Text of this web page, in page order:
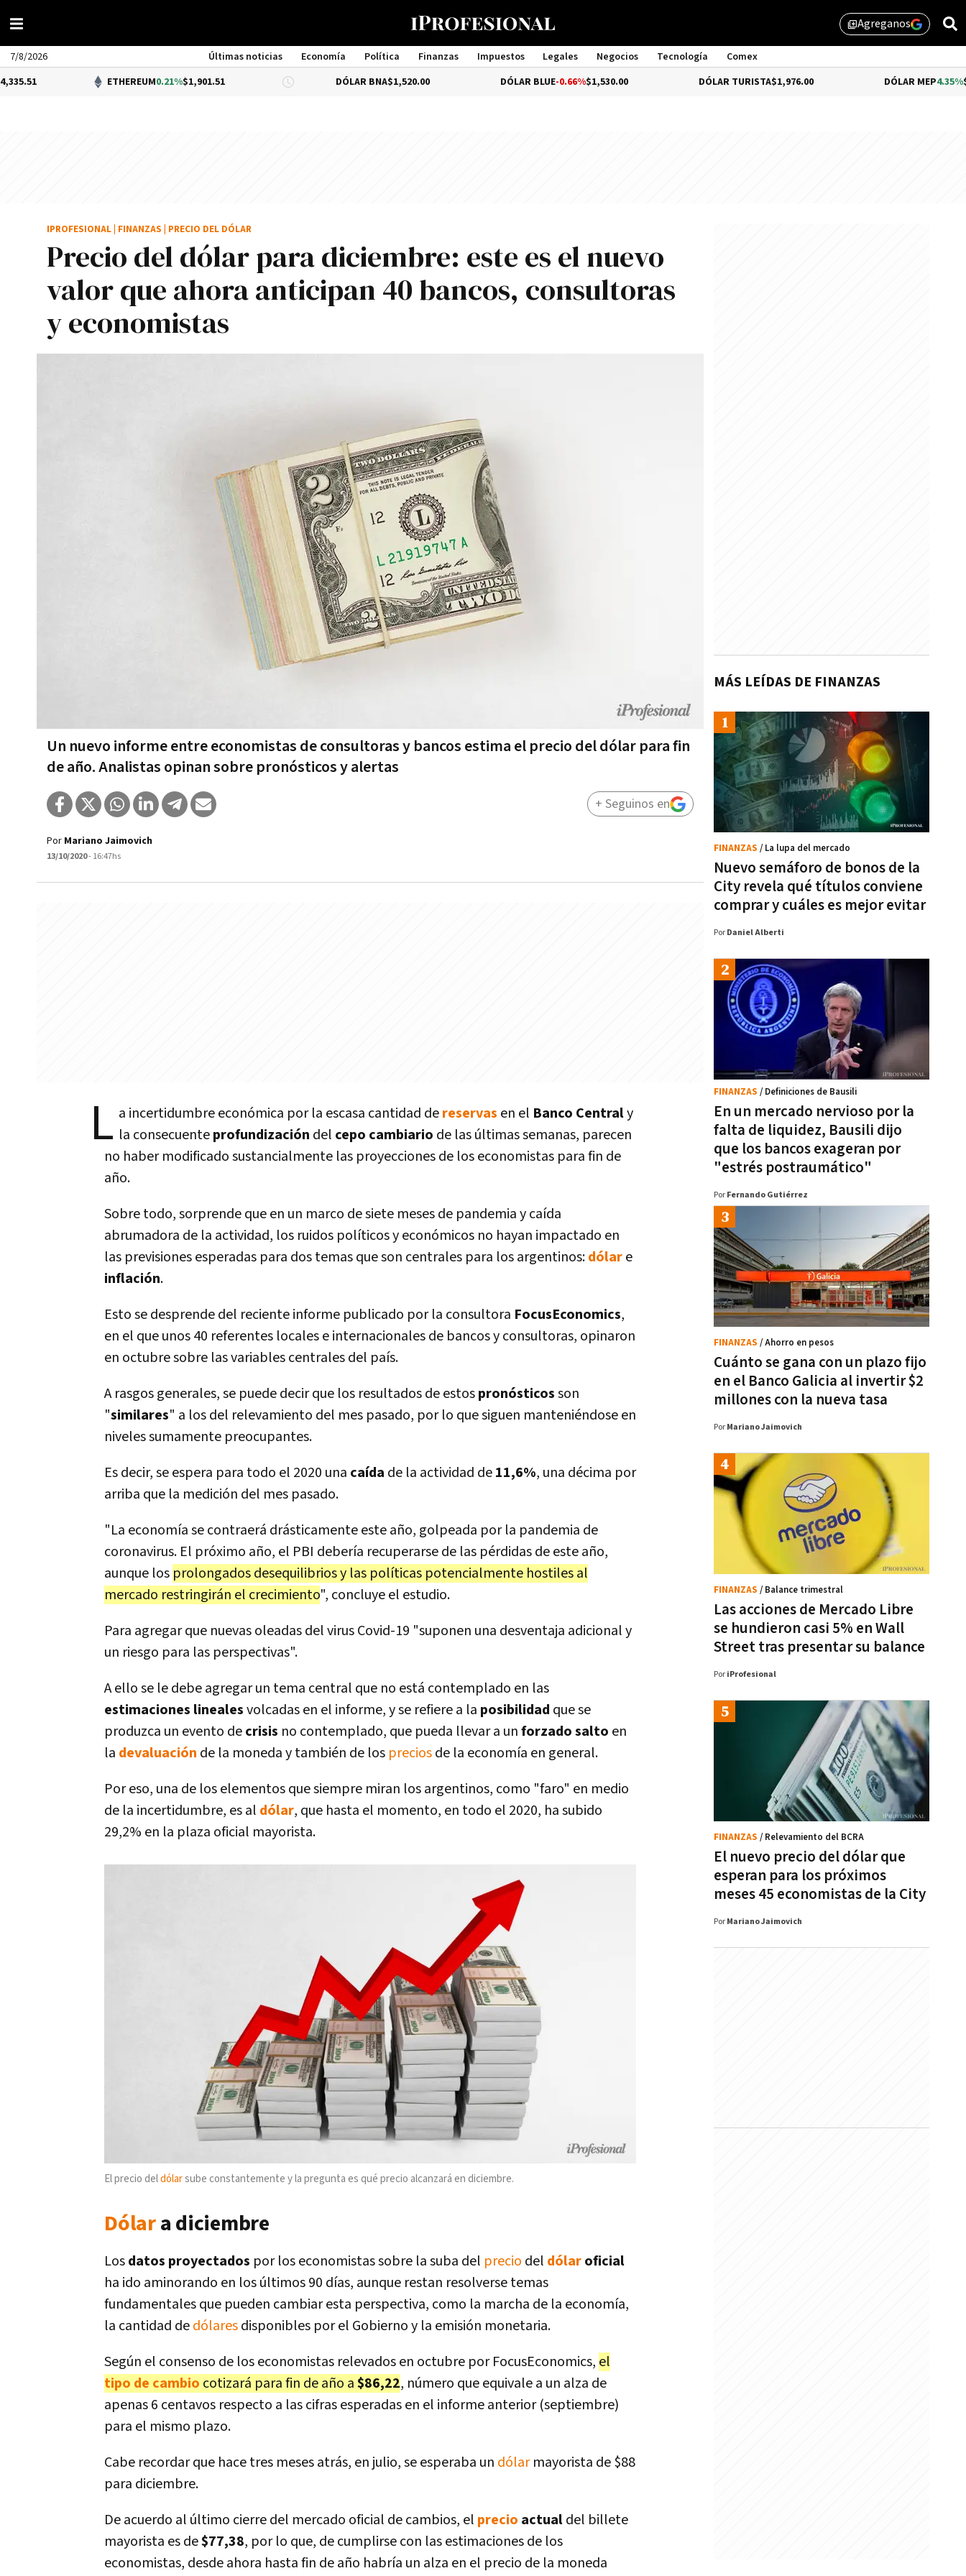
library_addAgreganos
7/8/2026 Últimas noticias Economía Política Finanzas Impuestos Legales Negocios Tecnología
Comex
Management
ETHEREUM0.21%$1,901.51 DÓLAR BNA$1,520.00 DÓLAR BLUE-0.66%$1,530.00 DÓLAR TURISTA $1,976.00 DÓLAR MEP4.35%$1,579.46
Precio del dólar para diciembre: este es el nuevo
valor que ahora anticipan 40 bancos, consultoras
y economistas
Un nuevo informe entre economistas de consultoras y bancos estima el precio del dólar para fin
de año. Analistas opinan sobre pronósticos y alertas
IPROFESIONAL FINANZAS PRECIO DEL DÓLAR
Por Mariano Jaimovich
13/10/2020- 16:47hs
+ Seguinos en
L a incertidumbre económica por la escasa cantidad dereservas en el Banco Centraly
la consecuenteprofundización del cepo cambiario de las últimas semanas, parecen
no haber modificado sustancialmente las proyecciones de los economistas para fin de
año.
Sobre todo, sorprende que en un marco de siete meses de pandemia y caída
abrumadora de la actividad, los ruidos políticos y económicos no hayan impactado en
las previsiones esperadas para dos temas que son centrales para los argentinos:dólare
inflación.
Esto se desprende del reciente informe publicado por la consultora FocusEconomics,
en el que unos 40 referentes locales e internacionales de bancos y consultoras, opinaron
en octubre sobre las variables centrales del país.
A rasgos generales, se puede decir que los resultados de estospronósticosson
"similares" a los del relevamiento del mes pasado, por lo que siguen manteniéndose en
niveles sumamente preocupantes.
Es decir, se espera para todo el 2020 una caída de la actividad de11,6%, una décima por
arriba que la medición del mes pasado.
"La economía se contraerá drásticamente este año, golpeada por la pandemia de
coronavirus. El próximo año, el PBI debería recuperarse de las pérdidas de este año,
aunque los prolongados desequilibrios y las políticas potencialmente hostiles al
mercado restringirán el crecimiento", concluye el estudio.
Para agregar que nuevas oleadas del virus Covid-19 "suponen una desventaja adicional y
un riesgo para las perspectivas".
A ello se le debe agregar un tema central que no está contemplado en las
estimaciones linealesvolcadas en el informe, y se refiere a la posibilidad que se
produzca un evento decrisis no contemplado, que pueda llevar a unforzado salto en
la devaluación de la moneda y también de los preciosde la economía en general.
Por eso, una de los elementos que siempre miran los argentinos, como "faro" en medio
de la incertidumbre, es al dólar, que hasta el momento, en todo el 2020, ha subido
29,2% en la plaza oficial mayorista.
El precio deldólarsube constantemente y la pregunta es qué precio alcanzará en diciembre.
Dólara diciembre
Losdatos proyectados por los economistas sobre la suba del precio del dólaroficial
ha ido aminorando en los últimos 90 días, aunque restan resolverse temas
fundamentales que pueden cambiar esta perspectiva, como la marcha de la economía,
la cantidad dedólaresdisponibles por el Gobierno y la emisión monetaria.
Según el consenso de los economistas relevados en octubre por FocusEconomics, el
tipo de cambio cotizará para fin de año a$86,22, número que equivale a un alza de
apenas 6 centavos respecto a las cifras esperadas en el informe anterior (septiembre)
para el mismo plazo.
Cabe recordar que hace tres meses atrás, en julio, se esperaba un dólarmayorista de $88
para diciembre.
De acuerdo al último cierre del mercado oficial de cambios, el precio actualdel billete
mayorista es de$77,38, por lo que, de cumplirse con las estimaciones de los
economistas, desde ahora hasta fin de año habría un alza en el precio de la moneda
MÁS LEÍDAS DE FINANZAS
Nuevo semáforo de bonos de la
City revela qué títulos conviene
comprar y cuáles es mejor evitar
FINANZAS / La lupa del mercado
Por Daniel Alberti
En un mercado nervioso por la
falta de liquidez, Bausili dijo
que los bancos exageran por
"estrés postraumático"
FINANZAS / Definiciones de Bausili
Por Fernando Gutiérrez
Cuánto se gana con un plazo fijo
en el Banco Galicia al invertir $2
millones con la nueva tasa
FINANZAS / Ahorro en pesos
Por Mariano Jaimovich
Las acciones de Mercado Libre
se hundieron casi 5% en Wall
Street tras presentar su balance
FINANZAS / Balance trimestral
Por iProfesional
El nuevo precio del dólar que
esperan para los próximos
meses 45 economistas de la City
FINANZAS / Relevamiento del BCRA
Por Mariano Jaimovich